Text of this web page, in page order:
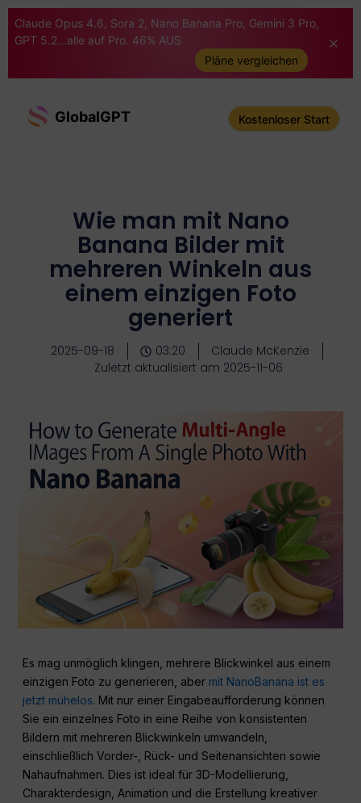
Claude Opus 4.6, Sora 2, Nano Banana Pro, Gemini 3 Pro,
GPT 5.2...alle auf Pro. 46% AUS
Pläne vergleichen
GlobalGPT Kostenloser Start
Wie man mit Nano
Banana Bilder mit
mehreren Winkeln aus
einem einzigen Foto
generiert
2025-09-18 03:20
Claude McKenzie
Zuletzt aktualisiert am 2025-11-06
Es mag unmöglich klingen, mehrere Blickwinkel aus einem
einzigen Foto zu generieren, aber mit NanoBanana ist es
jetzt mühelos. Mit nur einer Eingabeaufforderung können
Sie ein einzelnes Foto in eine Reihe von konsistenten
Bildern mit mehreren Blickwinkeln umwandeln,
einschließlich Vorder-, Rück- und Seitenansichten sowie
Nahaufnahmen. Dies ist ideal für 3D-Modellierung,
Charakterdesign, Animation und die Erstellung kreativer